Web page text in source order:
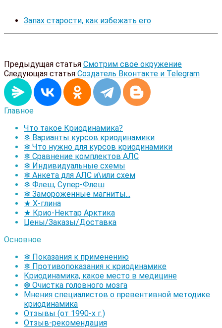
Запах старости, как избежать его
Предыдущая статья Смотрим свое окружение
Следующая статья Создатель Вконтакте и Telegram
Главное
Что такое Криодинамика?
❄ Варианты курсов криодинамики
❄ Что нужно для курсов криодинамики
❄ Сравнение комплектов АЛС
❄ Индивидуальные схемы
❄ Анкета для АЛС и\или схем
❄ Флеш, Супер-Флеш
❄ Замороженные магниты...
★ Х-глина
★ Крио-Нектар Арктика
Цены/Заказы/Доставка
Основное
❄ Показания к применению
❄ Противопоказания к криодинамике
Криодинамика, какое место в медицине
❆ Очистка головного мозга
Мнения специалистов о превентивной методике
криодинамика
Отзывы (от 1990-х г.)
Отзыв-рекомендация